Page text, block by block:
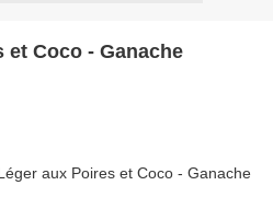
et Coco - Ganache